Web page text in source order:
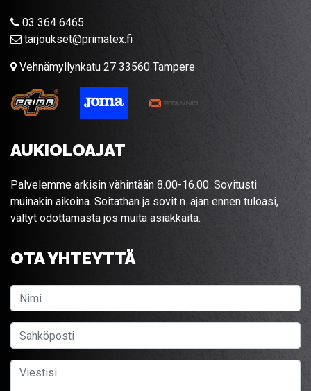
03 364 6465
tarjoukset@primatex.fi
Vehnämyllynkatu 27 33560 Tampere
AUKIOLOAJAT
Palvelemme arkisin vähintään 8.00-16.00. Sovitusti
muinakin aikoina. Soitathan ja sovit n. ajan ennen tuloasi,
vältyt odottamasta jos muita asiakkaita.
OTA YHTEYTTÄ